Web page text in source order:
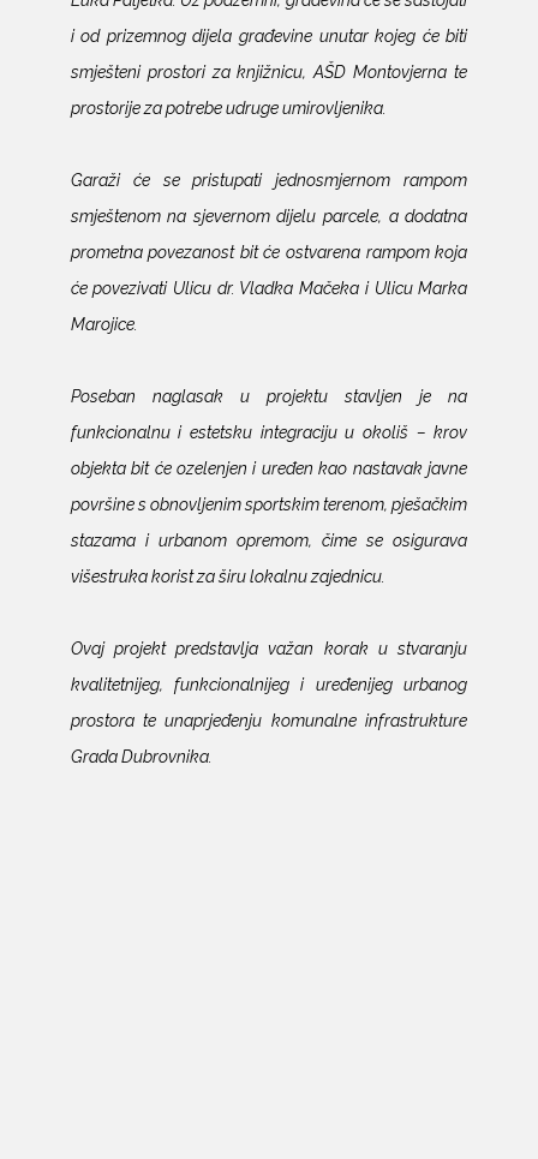
i od prizemnog dijela građevine unutar kojeg će biti
smješteni prostori za knjižnicu, AŠD Montovjerna te
prostorije za potrebe udruge umirovljenika.
Garaži će se pristupati jednosmjernom rampom
smještenom na sjevernom dijelu parcele, a dodatna
prometna povezanost bit će ostvarena rampom koja
će povezivati Ulicu dr. Vladka Mačeka i Ulicu Marka
Marojice.
Poseban naglasak u projektu stavljen je na
funkcionalnu i estetsku integraciju u okoliš – krov
objekta bit će ozelenjen i uređen kao nastavak javne
površine s obnovljenim sportskim terenom, pješačkim
stazama i urbanom opremom, čime se osigurava
višestruka korist za širu lokalnu zajednicu.
Ovaj projekt predstavlja važan korak u stvaranju
kvalitetnijeg, funkcionalnijeg i uređenijeg urbanog
prostora te unaprjeđenju komunalne infrastrukture
Grada Dubrovnika.